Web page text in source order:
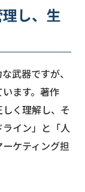
し、生
武器ですが、
ます。著作
く理解し、そ
イン」と「人
ケティング担